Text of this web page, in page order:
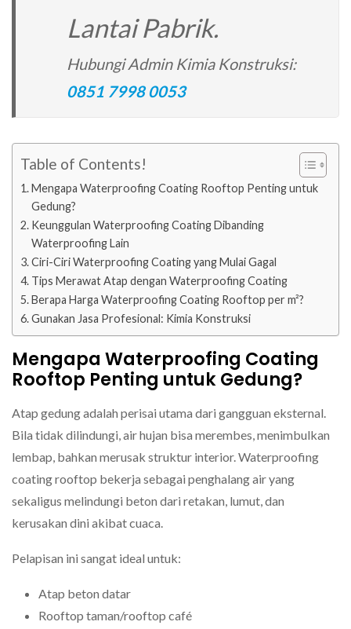
Lantai Pabrik.
Hubungi Admin Kimia Konstruksi:
0851 7998 0053
Table of Contents!
Mengapa Waterproofing Coating Rooftop Penting untuk
Gedung?
Keunggulan Waterproofing Coating Dibanding
Waterproofing Lain
Ciri-Ciri Waterproofing Coating yang Mulai Gagal
Tips Merawat Atap dengan Waterproofing Coating
Berapa Harga Waterproofing Coating Rooftop per m²?
Gunakan Jasa Profesional: Kimia Konstruksi
Mengapa Waterproofing Coating
Rooftop Penting untuk Gedung?
Atap gedung adalah perisai utama dari gangguan eksternal.
Bila tidak dilindungi, air hujan bisa merembes, menimbulkan
lembap, bahkan merusak struktur interior. Waterproofing
coating rooftop bekerja sebagai penghalang air yang
sekaligus melindungi beton dari retakan, lumut, dan
kerusakan dini akibat cuaca.
Pelapisan ini sangat ideal untuk:
Atap beton datar
Rooftop taman/rooftop café